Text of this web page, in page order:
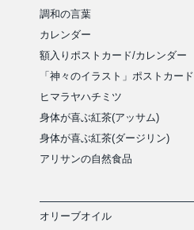
調和の言葉
カレンダー
額入りポストカード/カレンダー
「神々のイラスト」ポストカード
ヒマラヤハチミツ
身体が喜ぶ紅茶(アッサム)
身体が喜ぶ紅茶(ダージリン)
アリサンの自然食品
オリーブオイル